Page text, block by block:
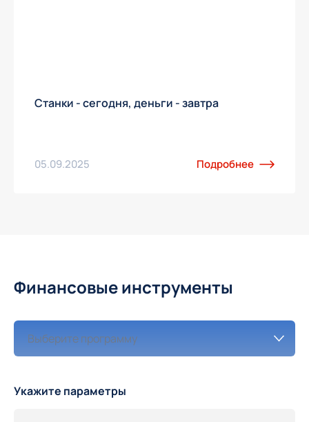
Станки - сегодня, деньги - завтра
05.09.2025 Подробнее
Финансовые инструменты
Укажите параметры